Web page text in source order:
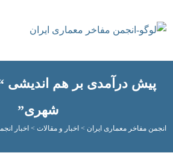
درآمدی بر هم اندیشی
شهری”
مفاخر معماری ایران > اخبار و مقالات>اخبار انجمن